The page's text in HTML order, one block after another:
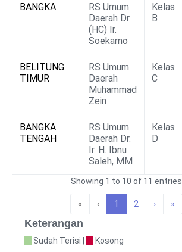
BANGKA
RS Umum
Daerah Dr.
(HC) Ir.
Soekarno
Kelas
B
BELITUNG
TIMUR
RS Umum
Daerah
Muhammad
Zein
Kelas
C
BANGKA
TENGAH
RS Umum
Daerah Dr.
Ir. H. Ibnu
Saleh, MM
Kelas
D
Showing 1 to 10 of 11 entries
« ‹ 1 2 › »
Keterangan
Sudah Terisi | Kosong